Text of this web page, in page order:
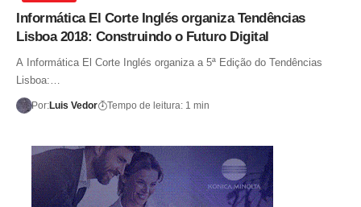
Informática El Corte Inglés organiza Tendências
Lisboa 2018: Construindo o Futuro Digital
A Informática El Corte Inglés organiza a 5ª Edição do Tendências
Lisboa:…
Por:Luis Vedor Tempo de leitura: 1 min